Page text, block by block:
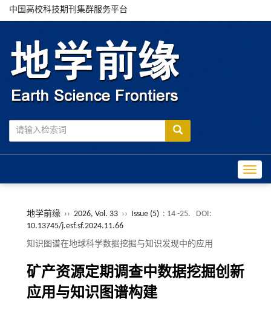
中国高校科技期刊集群服务平台
地学前缘 ›› 2026, Vol. 33 ›› Issue (5) : 14 -25.
DOI:
10.13745/j.esf.sf.2024.11.66
知识图谱在地球科学数据挖掘与知识发现中的应用
矿产资源定期调查中数据挖掘创新
应用与知识图谱构建